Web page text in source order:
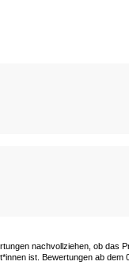
nachvollziehen, ob das
ist. Bewertungen ab dem